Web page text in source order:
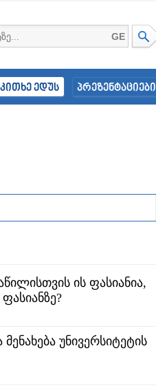
GE
ედუს პრეზენტაციები
ის ფასიანია,
უნივერსიტეტის